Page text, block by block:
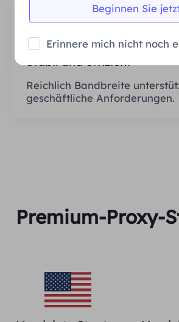
Stabil und effizient
Reichlich Bandbreite
geschäftliche Anforderungen.
Premium-Proxy-
Beginnen Sie
Erinnere mich nicht noch